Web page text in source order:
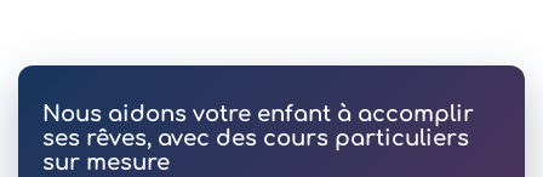
Nous aidons votre enfant à accomplir
ses rêves, avec des cours particuliers
sur mesure